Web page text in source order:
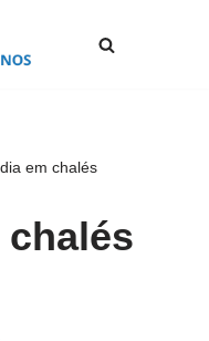
em chalés
chalés